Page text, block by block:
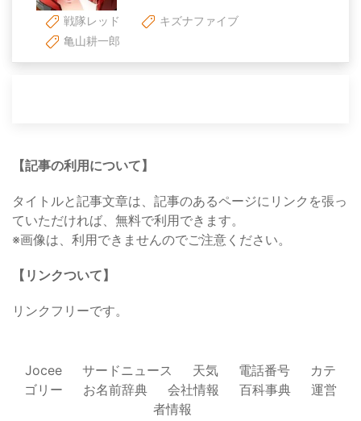
戦隊レッド
キズナファイブ
亀山耕一郎
【記事の利用について】
タイトルと記事文章は、記事のあるページにリンクを張っ
ていただければ、無料で利用できます。
※画像は、利用できませんのでご注意ください。
【リンクついて】
リンクフリーです。
Jocee サードニュース 天気 電話番号
カテ
ゴリー
お名前辞典 会社情報 百科事典
運営
者情報